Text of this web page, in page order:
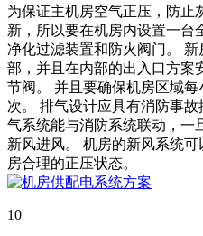
为保证主机房空气正压，防止
新，所以要在机房内设置一台
净化过滤装置和防火阀门。
部，并且在内部的出入口方案
节阀。 并且要确保机房区域
次。 排气设计应具有消防事
气系统能与消防系统联动，一
新风进风。 机房的新风系统
房合理的正压状态。
10